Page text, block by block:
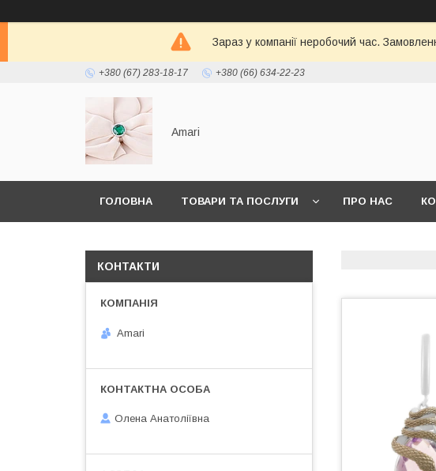
Зараз у компанії неробочий час.
+380 (67) 283-18-17 +380 (66) 634-22-23
Amari
ГОЛОВНА ТОВАРИ ТА ПОСЛУГИ ПРО НАС
КОНТАКТИ
Amari
Олена Анатоліївна